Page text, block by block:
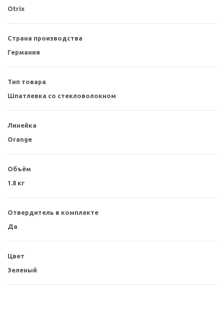
Otrix
Страна производства
Германия
Тип товара
Шпатлевка со стекловолокном
Линейка
Orange
Объём
1.8 кг
Отвердитель в комплекте
Да
Цвет
Зеленый